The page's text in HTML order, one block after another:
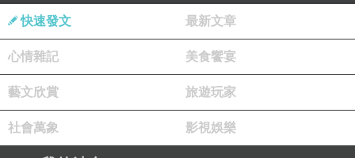
◎ 引退試合 最終打席・最終投球
https://www.youtube.com/watch?v=3WT-cy05PVg
快速發文 最新文章
心情雜記 美食饗宴
藝文欣賞 旅遊玩家
社會萬象 影視娛樂